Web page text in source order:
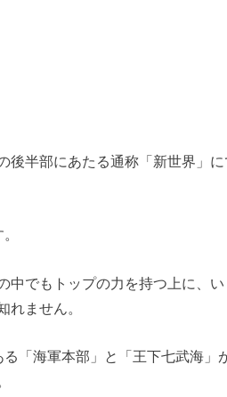
後半部にあたる通称「新世界」
中でもトップの力を持つ上に、
れません。
「海軍本部」と「王下七武海」